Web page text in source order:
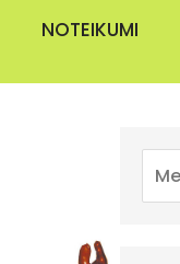
NOTEIKUMI